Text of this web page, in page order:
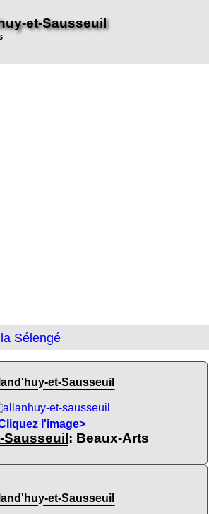
et-Sausseuil
Sélengé
et-Sausseuil
l'image>
: Beaux-Arts
et-Sausseuil